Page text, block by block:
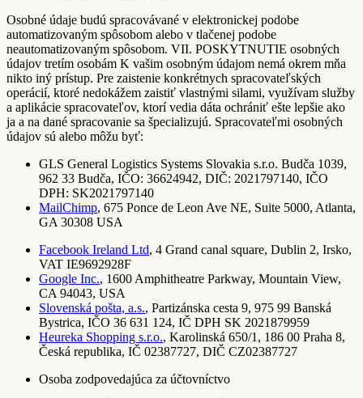
Osobné údaje budú spracovávané v elektronickej podobe
automatizovaným spôsobom alebo v tlačenej podobe
neautomatizovaným spôsobom. VII. POSKYTNUTIE osobných
údajov tretím osobám K vašim osobným údajom nemá okrem mňa
nikto iný prístup. Pre zaistenie konkrétnych spracovateľských
operácií, ktoré nedokážem zaistiť vlastnými silami, využívam služby
a aplikácie spracovateľov, ktorí vedia dáta ochrániť ešte lepšie ako
ja a na dané spracovanie sa špecializujú. Spracovateľmi osobných
údajov sú alebo môžu byť:
GLS General Logistics Systems Slovakia s.r.o. Budča 1039,
962 33 Budča, IČO: 36624942, DIČ: 2021797140, IČO
DPH: SK2021797140
MailChimp, 675 Ponce de Leon Ave NE, Suite 5000, Atlanta,
GA 30308 USA
Facebook Ireland Ltd, 4 Grand canal square, Dublin 2, Irsko,
VAT IE9692928F
Google Inc., 1600 Amphitheatre Parkway, Mountain View,
CA 94043, USA
Slovenská pošta, a.s., Partizánska cesta 9, 975 99 Banská
Bystrica, IČO 36 631 124, IČ DPH SK 2021879959
Heureka Shopping s.r.o., Karolinská 650/1, 186 00 Praha 8,
Česká republika, IČ 02387727, DIČ CZ02387727
Osoba zodpovedajúca za účtovníctvo